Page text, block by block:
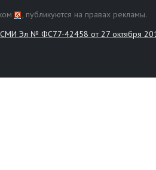
, публикуются на правах рекламы.
СМИ Эл № ФС77-42458 от 27 октября